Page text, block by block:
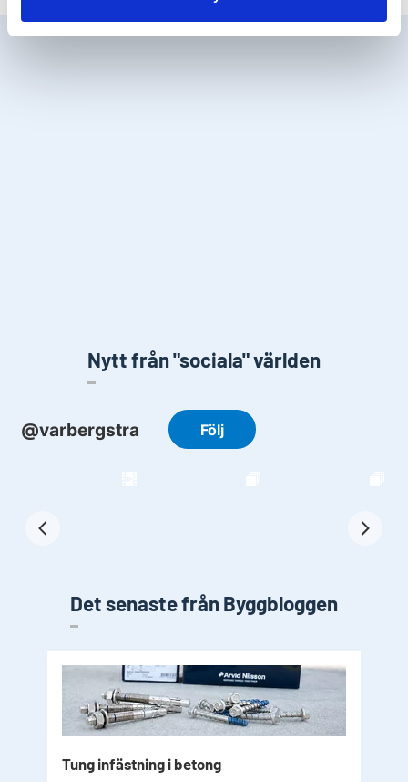
Nytt från "sociala" världen
Det senaste från Byggbloggen
Tung infästning i betong